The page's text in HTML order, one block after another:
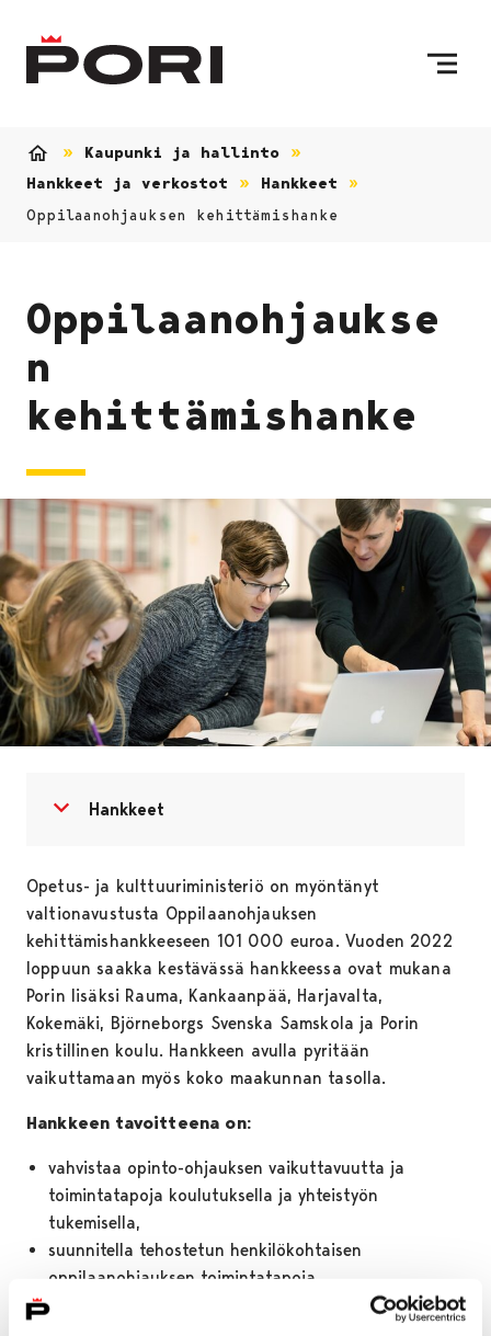
Kaupunki ja hallinto
Hankkeet ja verkostot
Hankkeet
Oppilaanohjauksen kehittämishanke
Oppilaanohjaukse
n
kehittämishanke
Avaa valikko
Sulje valikko
Hankkeet
Opetus- ja kulttuuriministeriö on myöntänyt
valtionavustusta Oppilaanohjauksen
kehittämishankkeeseen 101 000 euroa. Vuoden 2022
loppuun saakka kestävässä hankkeessa ovat mukana
Porin lisäksi Rauma, Kankaanpää, Harjavalta,
Kokemäki, Björneborgs Svenska Samskola ja Porin
kristillinen koulu. Hankkeen avulla pyritään
vaikuttamaan myös koko maakunnan tasolla.
Hankkeen tavoitteena on:
vahvistaa opinto-ohjauksen vaikuttavuutta ja
toimintatapoja koulutuksella ja yhteistyön
tukemisella,
suunnitella tehostetun henkilökohtaisen
oppilaanohjauksen toimintatapoja,
kehittää nivelvaiheen toimintamalleja,